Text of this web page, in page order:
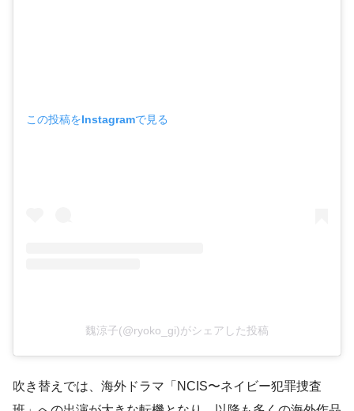
この投稿をInstagramで見る
魏涼子(@ryoko_gi)がシェアした投稿
吹き替えでは、海外ドラマ「NCIS〜ネイビー犯罪捜査